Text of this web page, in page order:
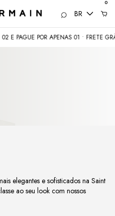
BR
0
POR APENAS 01 • FRETE GRÁTIS
elegantes e sofisticados na Saint
ao seu look com nossos